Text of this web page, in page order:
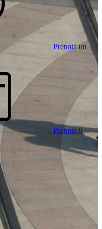
Prenota un
Prenota il